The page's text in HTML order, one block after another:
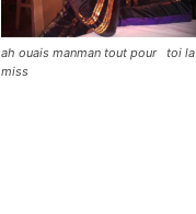
ah ouais manman tout pour toi la
miss